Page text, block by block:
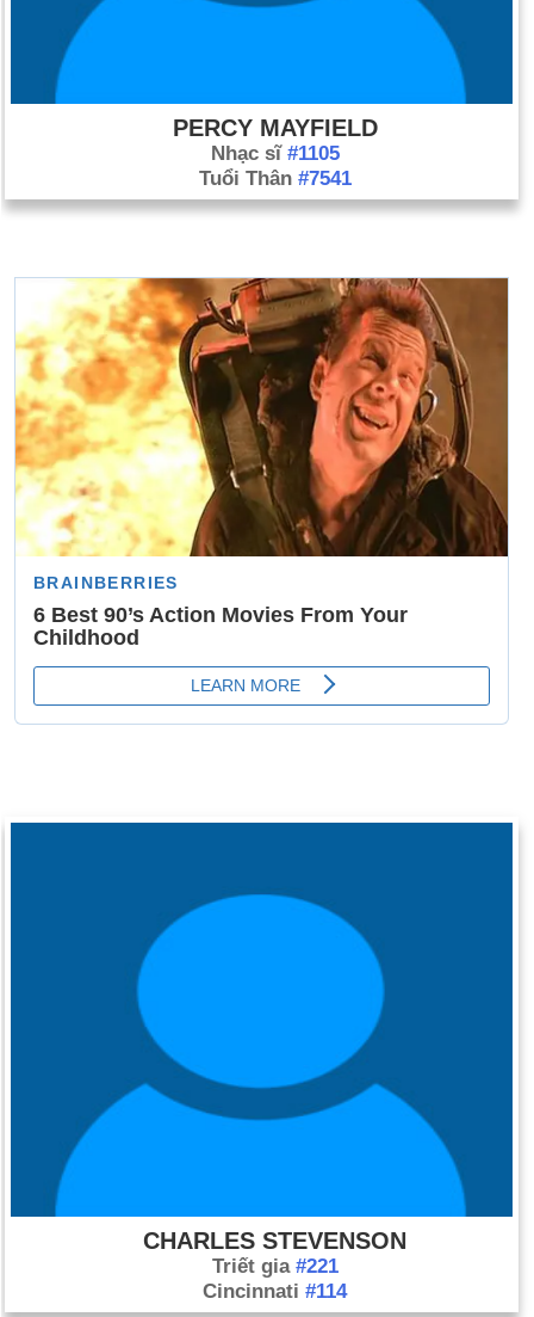
PERCY MAYFIELD
Nhạc sĩ #1105
Tuổi Thân #7541
CHARLES STEVENSON
Triết gia #221
Cincinnati #114